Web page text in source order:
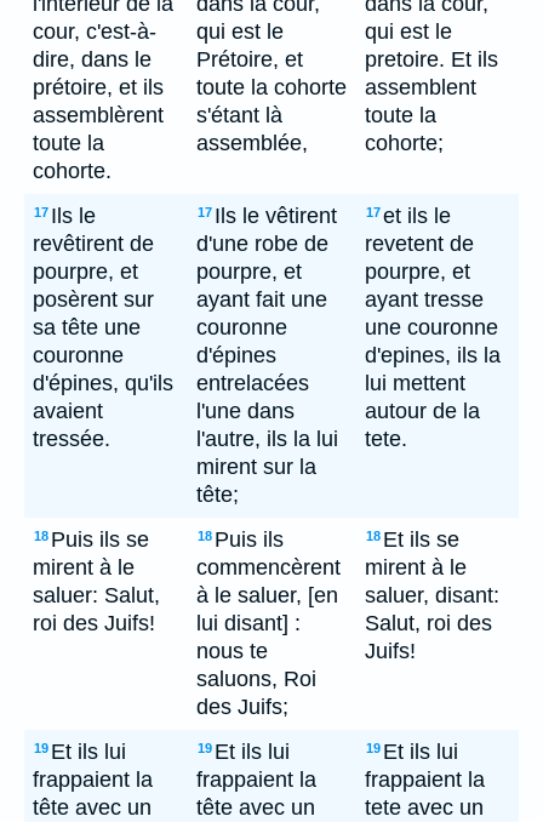
cour, c'est-à-
dire, dans le
prétoire, et ils
assemblèrent
toute la
cohorte.
qui est le
Prétoire, et
toute la cohorte
s'étant là
assemblée,
qui est le
pretoire. Et ils
assemblent
toute la
cohorte;
17 Ils le
revêtirent de
pourpre, et
posèrent sur
sa tête une
couronne
d'épines, qu'ils
avaient
tressée.
17 Ils le vêtirent
d'une robe de
pourpre, et
ayant fait une
couronne
d'épines
entrelacées
l'une dans
l'autre, ils la lui
mirent sur la
tête;
17et ils le
revetent de
pourpre, et
ayant tresse
une couronne
d'epines, ils la
lui mettent
autour de la
tete.
18 Puis ils se
mirent à le
saluer: Salut,
roi des Juifs!
18 Puis ils
commencèrent
à le saluer, [en
lui disant] :
nous te
saluons, Roi
des Juifs;
18 Et ils se
mirent à le
saluer, disant:
Salut, roi des
Juifs!
19 Et ils lui
frappaient la
tête avec un
19 Et ils lui
frappaient la
tête avec un
19 Et ils lui
frappaient la
tete avec un